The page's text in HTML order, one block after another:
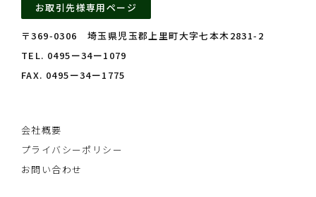
お取引先様専用ページ
〒369‑0306 埼玉県児玉郡上里町大字七本木2831‑2
TEL. 0495ー34ー1079
FAX. 0495ー34ー1775
会社概要
プライバシーポリシー
お問い合わせ